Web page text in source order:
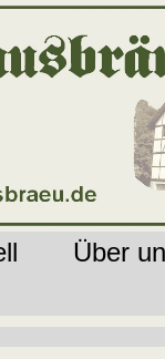
Über